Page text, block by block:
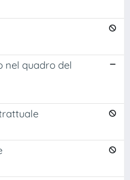
nel quadro del